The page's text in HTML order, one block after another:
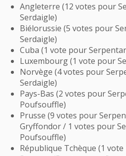
Angleterre (12 votes pour
Serdaigle)
Biélorussie (5 votes pour
Serdaigle)
Cuba (1 vote pour
Luxembourg (1 vote pour
Norvège (4 votes pour
Serdaigle)
Pays-Bas (2 votes pour
Poufsouffle)
Prusse (9 votes pour
Gryffondor / 1 votes pour
Poufsouffle)
République Tchèque (1